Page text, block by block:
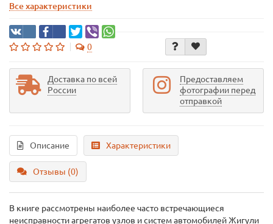
Все характеристики
0
Доставка по всей
России
Предоставляем
фотографии перед
отправкой
Описание Характеристики
Отзывы (0)
В книге рассмотрены наиболее часто встречающиеся
неисправности агрегатов узлов и систем автомобилей Жигули